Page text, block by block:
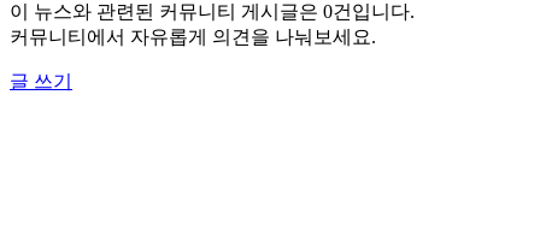
이 뉴스와 관련된 커뮤니티 게시글은 0건입니다.
커뮤니티에서 자유롭게 의견을 나눠보세요.
글 쓰기